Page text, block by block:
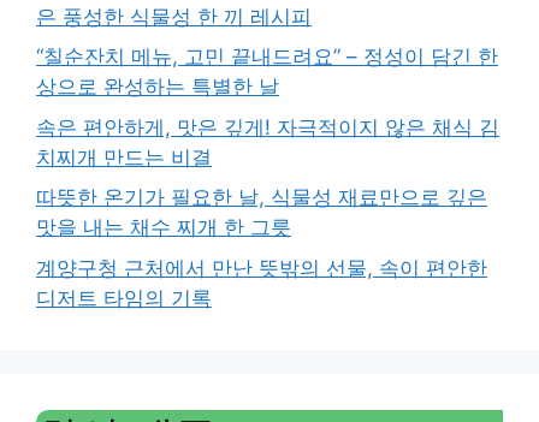
은 풍성한 식물성 한 끼 레시피
“칠순잔치 메뉴, 고민 끝내드려요” – 정성이 담긴 한
상으로 완성하는 특별한 날
속은 편안하게, 맛은 깊게! 자극적이지 않은 채식 김
치찌개 만드는 비결
따뜻한 온기가 필요한 날, 식물성 재료만으로 깊은
맛을 내는 채수 찌개 한 그릇
계양구청 근처에서 만난 뜻밖의 선물, 속이 편안한
디저트 타임의 기록